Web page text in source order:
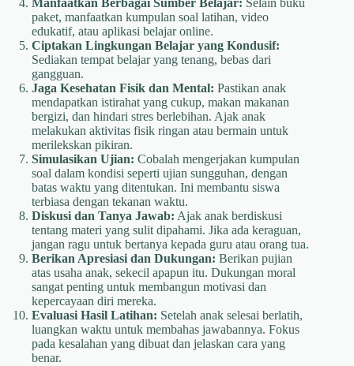
Manfaatkan Berbagai Sumber Belajar: Selain buku
paket, manfaatkan kumpulan soal latihan, video
edukatif, atau aplikasi belajar online.
Ciptakan Lingkungan Belajar yang Kondusif:
Sediakan tempat belajar yang tenang, bebas dari
gangguan.
Jaga Kesehatan Fisik dan Mental: Pastikan anak
mendapatkan istirahat yang cukup, makan makanan
bergizi, dan hindari stres berlebihan. Ajak anak
melakukan aktivitas fisik ringan atau bermain untuk
merilekskan pikiran.
Simulasikan Ujian: Cobalah mengerjakan kumpulan
soal dalam kondisi seperti ujian sungguhan, dengan
batas waktu yang ditentukan. Ini membantu siswa
terbiasa dengan tekanan waktu.
Diskusi dan Tanya Jawab: Ajak anak berdiskusi
tentang materi yang sulit dipahami. Jika ada keraguan,
jangan ragu untuk bertanya kepada guru atau orang tua.
Berikan Apresiasi dan Dukungan: Berikan pujian
atas usaha anak, sekecil apapun itu. Dukungan moral
sangat penting untuk membangun motivasi dan
kepercayaan diri mereka.
Evaluasi Hasil Latihan: Setelah anak selesai berlatih,
luangkan waktu untuk membahas jawabannya. Fokus
pada kesalahan yang dibuat dan jelaskan cara yang
benar.